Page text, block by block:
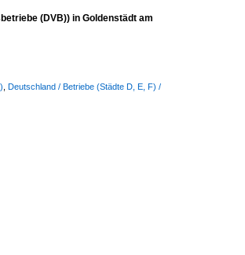
(DVB)) in Goldenstädt am
Deutschland / Betriebe (Städte D, E, F) /